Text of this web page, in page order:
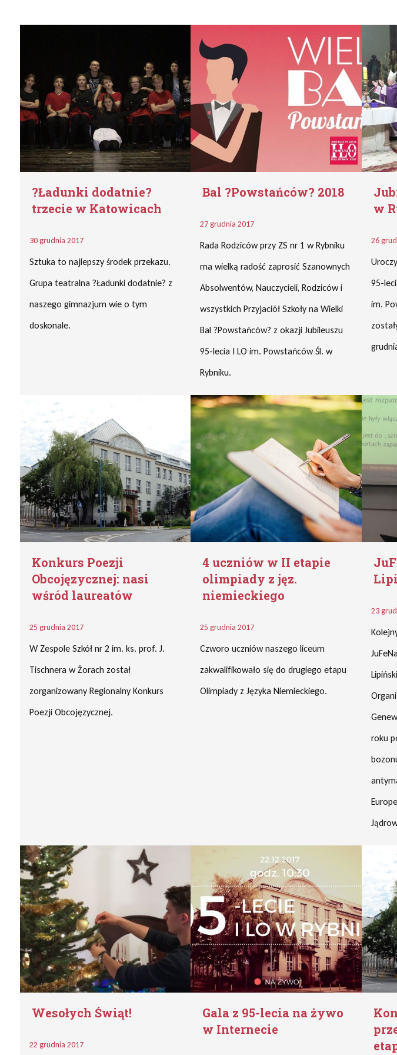
?Ładunki dodatnie?
trzecie w Katowicach
30 grudnia 2017
Sztuka to najlepszy środek przekazu.
Grupa teatralna ?Ładunki dodatnie? z
naszego gimnazjum wie o tym
doskonale.
Bal ?Powstańców? 2018
27 grudnia 2017
Rada Rodziców przy ZS nr 1 w Rybniku
ma wielką radość zaprosić Szanownych
Absolwentów, Nauczycieli, Rodziców i
wszystkich Przyjaciół Szkoły na Wielki
Bal ?Powstańców? z okazji Jubileuszu
95-lecia I LO im. Powstańców Śl. w
Rybniku.
w
26
95-
im.
Konkurs Poezji
Obcojęzycznej: nasi
wśród laureatów
25 grudnia 2017
W Zespole Szkół nr 2 im. ks. prof. J.
Tischnera w Żorach został
zorganizowany Regionalny Konkurs
Poezji Obcojęzycznej.
4 uczniów w II etapie
olimpiady z jęz.
niemieckiego
25 grudnia 2017
Czworo uczniów naszego liceum
zakwalifikowało się do drugiego etapu
Olimpiady z Języka Niemieckiego.
23
roku
Wesołych Świąt!
22 grudnia 2017
Gala z 95-lecia na żywo
w Internecie